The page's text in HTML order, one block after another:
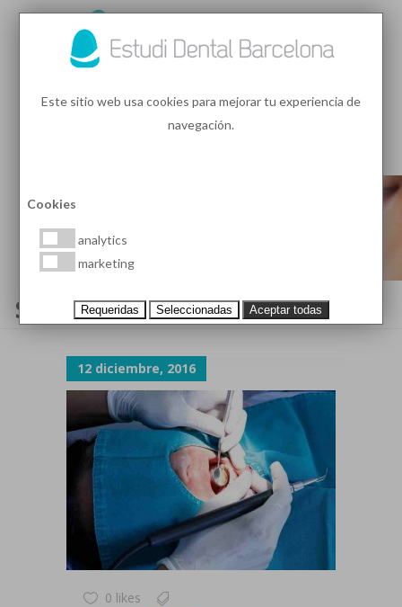
SOBREMORDIDA
12 diciembre, 2016
0 likes
Este sitio web usa cookies para mejorar tu experiencia de
navegación.
Cookies
analytics
marketing
Requeridas Seleccionadas Aceptar todas